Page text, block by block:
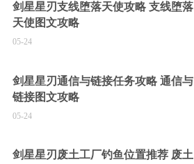
剑星星刃支线堕落天使攻略 支线堕落
天使图文攻略
05-24
剑星星刃通信与链接任务攻略 通信与
链接图文攻略
05-24
剑星星刃废土工厂钓鱼位置推荐 废土